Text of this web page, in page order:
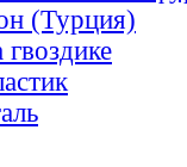
(Турция)
гвоздике